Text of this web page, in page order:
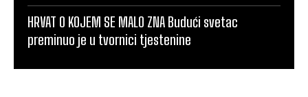
HRVAT O KOJEM SE MALO ZNA Budući svetac
preminuo je u tvornici tjestenine